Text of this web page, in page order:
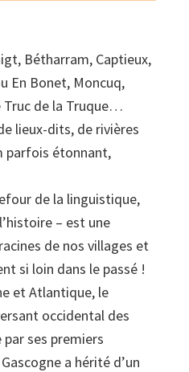
Bétharram, Captieux,
En Bonet, Moncuq,
Truc de la Truque…
lieux-dits, de rivières
parfois étonnant,
de la linguistique,
– est une
de nos villages et
si loin dans le passé !
et Atlantique, le
occidental des
par ses premiers
a hérité d’un